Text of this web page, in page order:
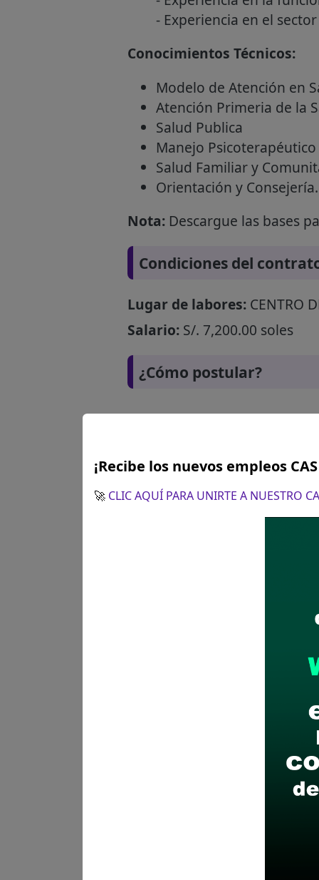
- Experiencia en el
Conocimientos Técnicos:
Modelo de Atención en
Atención Primeria de la
Salud Publica
Manejo Psicoterapéutico
Salud Familiar y
Orientación y Consejería.
Nota:Descargue las bases
Condiciones del
Lugar de labores:CENTRO
Salario:S/. 7,200.00 soles
¿Cómo postular?
Hasta
Presentación del Anexo N°
N° 02 Declaración Jurada, a
Salud Chumbivilcas,
- Asunto de la solicitud o
- Descripción de la solicitud
Documentos de sustento:
debidamente foliados y
Descarga y revisa a
¡Recibe los nuevos empleos
🚀 CLIC AQUÍ PARA UNIRTE A NUESTRO